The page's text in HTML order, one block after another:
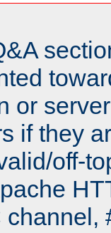
or
if they
off-